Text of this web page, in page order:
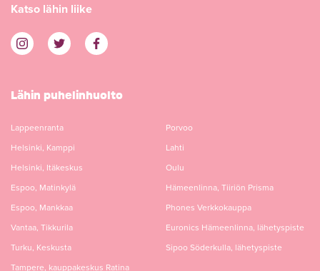
Katso lähin liike
Lähin puhelinhuolto
Lappeenranta
Helsinki, Kamppi
Helsinki, Itäkeskus
Espoo, Matinkylä
Espoo, Mankkaa
Vantaa, Tikkurila
Turku, Keskusta
Tampere, kauppakeskus Ratina
Porvoo
Lahti
Oulu
Hämeenlinna, Tiiriön Prisma
Phones Verkkokauppa
Euronics Hämeenlinna, lähetyspiste
Sipoo Söderkulla, lähetyspiste